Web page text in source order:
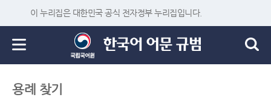
이 누리집은 대한민국 공식 전자정부 누리집입니다.
용례 찾기